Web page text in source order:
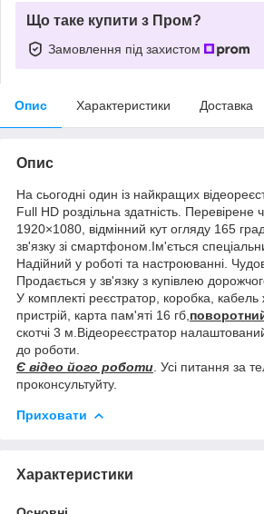
Що таке купити з Пром?
Замовлення під захистом
Опис Характеристики Доставка
Опис
На сьогодні один із найкращих
Full HD роздільна здатність. Перевірене
1920×1080, відмінний кут огляду 165
зв'язку зі смартфоном.Ім'ється
Надійний у роботі та настроюванні.
Продається у зв'язку з купівлею
У комплекті реєстратор, коробка,
пристрій, карта пам'яті 16 гб,
скотчі 3 м.Відеореєстратор
до роботи.
Є відео його роботи . Усі питання за
проконсультуйту.
Приховати
Характеристики